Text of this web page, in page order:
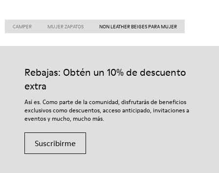
CAMPER MUJER ZAPATOS NON LEATHER BEIGES PARA MUJER
Rebajas: Obtén un 10% de descuento
extra
Así es. Como parte de la comunidad, disfrutarás de beneficios
exclusivos como descuentos, acceso anticipado, invitaciones a
eventos y mucho, mucho más.
Suscribirme